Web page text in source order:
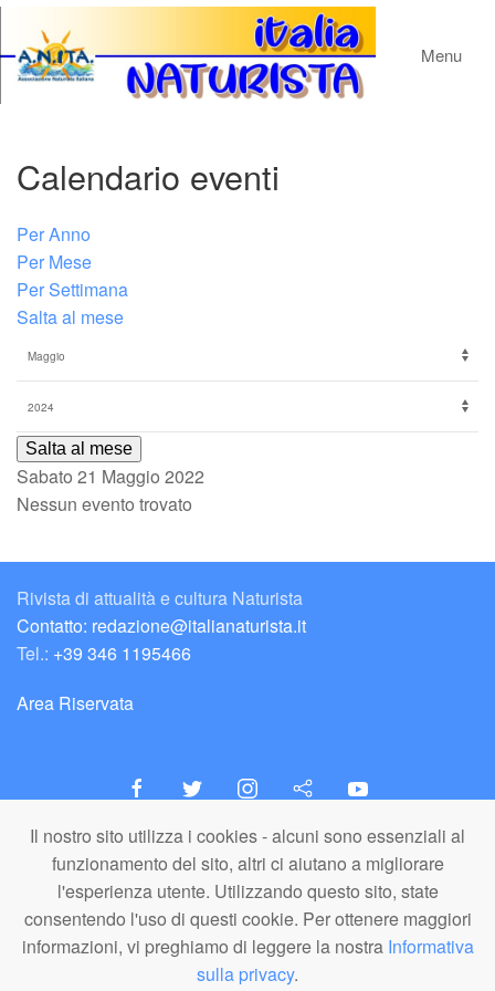
Il nostro sito utilizza i cookies - alcuni sono essenziali al
funzionamento del sito, altri ci aiutano a migliorare
l'esperienza utente. Utilizzando questo sito, state
consentendo l'uso di questi cookie. Per ottenere maggiori
informazioni, vi preghiamo di leggere la nostra Informativa
sulla privacy.
Menu
Calendario eventi
Per Anno
Per Mese
Per Settimana
Salta al mese
Salta al mese
Sabato 21 Maggio 2022
Nessun evento trovato
Rivista di attualità e cultura Naturista
Contatto: redazione@italianaturista.it
Tel.: +39 346 1195466
Area Riservata
italiaNATURISTA
Editore e Redazione
A.N.ITA. Associazione Naturista Italiana (APS)
C.F. 80203710159
© A.N.ITA. - Tutto il materiale pubblicato in questo sito è di proprietà di